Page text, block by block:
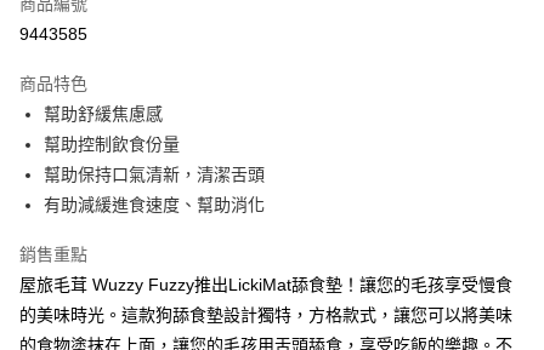
超商取貨付款
Apple Pay
街口支付
悠遊付
ATM付款
全家取貨付款
9443585
商品特色
幫助舒緩焦慮感
幫助控制飲食份量
幫助保持口氣清新，清潔舌頭
有助減緩進食速度、幫助消化
銷售重點
屋旅毛茸 Wuzzy Fuzzy推出LickiMat舔食墊！讓您的毛孩享受慢食
的美味時光。這款狗舔食墊設計獨特，方格款式，讓您可以將美味
的食物塗抹在上面，讓您的毛孩用舌頭舔食，享受吃飯的樂趣。不